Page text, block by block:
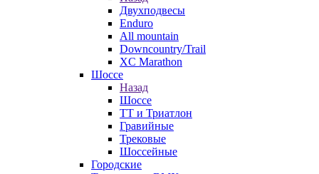
Двухподвесы
Enduro
All mountain
Downcountry/Trail
XC Marathon
Шоссе
Назад
Шоссе
ТТ и Триатлон
Гравийные
Трековые
Шоссейные
Городские